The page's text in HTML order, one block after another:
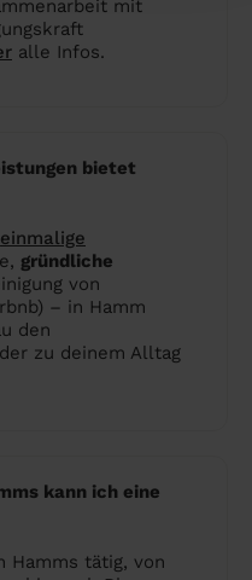
mit
alle Infos.
bietet
einmalige
gründliche
von
– in Hamm
den
zu deinem Alltag
kann ich eine
Hamms tätig, von